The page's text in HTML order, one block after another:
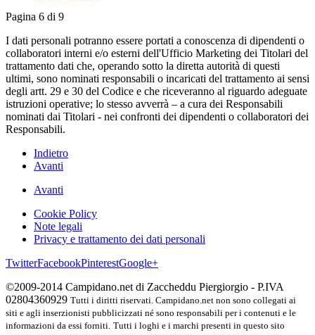
Pagina 6 di 9
I dati personali potranno essere portati a conoscenza di dipendenti o
collaboratori interni e/o esterni dell'Ufficio Marketing dei Titolari del
trattamento dati che, operando sotto la diretta autorità di questi
ultimi, sono nominati responsabili o incaricati del trattamento ai sensi
degli artt. 29 e 30 del Codice e che riceveranno al riguardo adeguate
istruzioni operative; lo stesso avverrà – a cura dei Responsabili
nominati dai Titolari - nei confronti dei dipendenti o collaboratori dei
Responsabili.
Indietro
Avanti
Avanti
Cookie Policy
Note legali
Privacy e trattamento dei dati personali
TwitterFacebookPinterestGoogle+
©2009-2014 Campidano.net di Zaccheddu Piergiorgio - P.IVA
02804360929 Tutti i diritti riservati. Campidano.net non sono collegati ai
siti e agli inserzionisti pubblicizzati né sono responsabili per i contenuti e le
informazioni da essi forniti. Tutti i loghi e i marchi presenti in questo sito